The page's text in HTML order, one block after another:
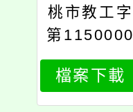
桃市教工字
第1150000
037號
檔案下載